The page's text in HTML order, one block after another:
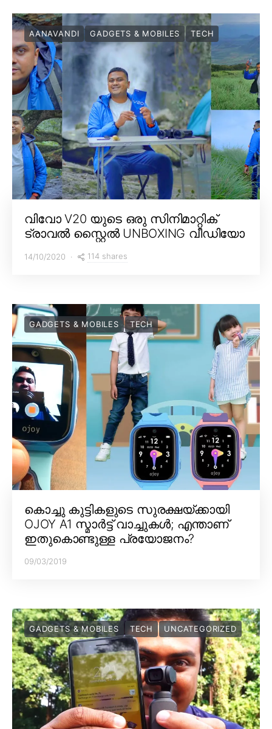
AANAVANDI GADGETS & MOBILES TECH
വിവോ V20 യുടെ ഒരു സിനിമാറ്റിക്
ട്രാവൽ സ്റ്റൈൽ UNBOXING വീഡിയോ
14/10/2020 114 shares
GADGETS & MOBILES TECH
കൊച്ചു കുട്ടികളുടെ സുരക്ഷയ്ക്കായി
OJOY A1 സ്മാർട്ട് വാച്ചുകൾ; എന്താണ്
ഇതുകൊണ്ടുള്ള പ്രയോജനം?
09/03/2019
GADGETS & MOBILES TECH UNCATEGORIZED